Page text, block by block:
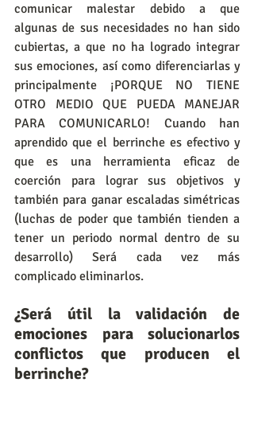
comunicar malestar debido a que
algunas de sus necesidades no han sido
cubiertas, a que no ha logrado integrar
sus emociones, así como diferenciarlas y
principalmente ¡PORQUE NO TIENE
OTRO MEDIO QUE PUEDA MANEJAR
PARA COMUNICARLO! Cuando han
aprendido que el berrinche es efectivo y
que es una herramienta eficaz de
coerción para lograr sus objetivos y
también para ganar escaladas simétricas
(luchas de poder que también tienden a
tener un periodo normal dentro de su
desarrollo) Será cada vez más
complicado eliminarlos.
¿Será útil la validación de
emociones para solucionarlos
conflictos que producen el
berrinche?